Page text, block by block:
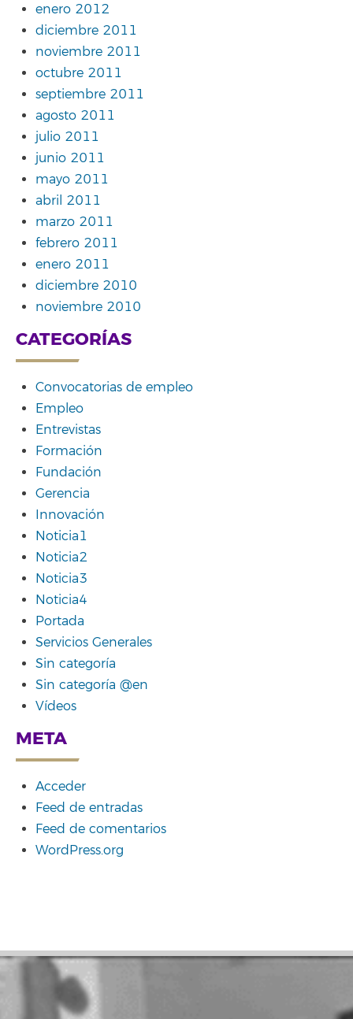
enero 2012
diciembre 2011
noviembre 2011
octubre 2011
septiembre 2011
agosto 2011
julio 2011
junio 2011
mayo 2011
abril 2011
marzo 2011
febrero 2011
enero 2011
diciembre 2010
noviembre 2010
CATEGORÍAS
Convocatorias de empleo
Empleo
Entrevistas
Formación
Fundación
Gerencia
Innovación
Noticia1
Noticia2
Noticia3
Noticia4
Portada
Servicios Generales
Sin categoría
Sin categoría @en
Vídeos
META
Acceder
Feed de entradas
Feed de comentarios
WordPress.org